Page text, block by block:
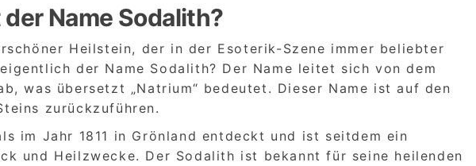
Name Sodalith?
Heilstein, der in der Esoterik-Szene immer beliebter
der Name Sodalith? Der Name leitet sich von dem
was übersetzt „Natrium“ bedeutet. Dieser Name ist auf den
zurückzuführen.
im Jahr 1811 in Grönland entdeckt und ist seitdem ein
und Heilzwecke. Der Sodalith ist bekannt für seine heilenden